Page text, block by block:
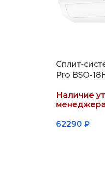
Сплит-
Pro BSO-
Наличие
менеджера
62290 ₽